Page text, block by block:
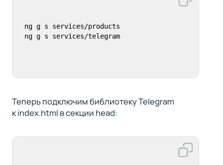
ng g s services/products
ng g s services/telegram
Теперь подключим библиотеку Telegram
к index.html в секции head: